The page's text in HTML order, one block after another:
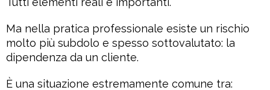
Ma nella pratica professionale esiste un rischio
molto più subdolo e spesso sottovalutato: la
dipendenza da un cliente.
È una situazione estremamente comune tra: